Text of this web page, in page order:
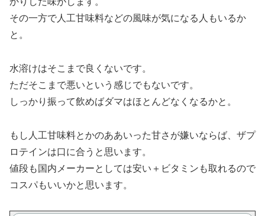
その一方で人工甘味料などの風味が気になる人もいるか
と。
水溶けはそこまで良くないです。
ただそこまで悪いという感じでもないです。
しっかり振って飲めばダマはほとんどなくなるかと。
もし人工甘味料とかのああいった甘さが嫌いならば、ザプ
ロテインは口に合うと思います。
値段も国内メーカーとしては安い＋ビタミンも取れるので
コスパもいいかと思います。